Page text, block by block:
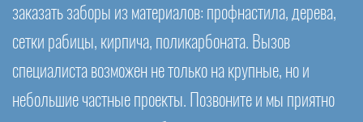
заказать заборы из материалов: профнастила, дерева,
сетки рабицы, кирпича, поликарбоната. Вызов
специалиста возможен не только на крупные, но и
небольшие частные проекты. Позвоните и мы приятно